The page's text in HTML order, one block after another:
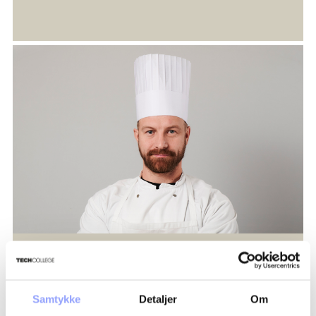
Samtykke Detaljer Om
- At anrette og præsentere vegetariske og veganske retter.
JØRGEN PETER KURE RASMUSSEN